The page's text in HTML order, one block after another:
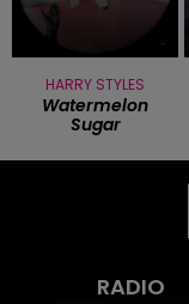
HARRY STYLES
Watermelon
Sugar
RADIO